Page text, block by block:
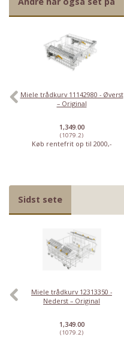
Miele trådkurv 11142980 - Øverst
– Original
1,349.00
(1079.2)
Køb rentefrit op til 2000,-
Sidst sete
Miele trådkurv 12313350 -
Nederst – Original
1,349.00
(1079.2)